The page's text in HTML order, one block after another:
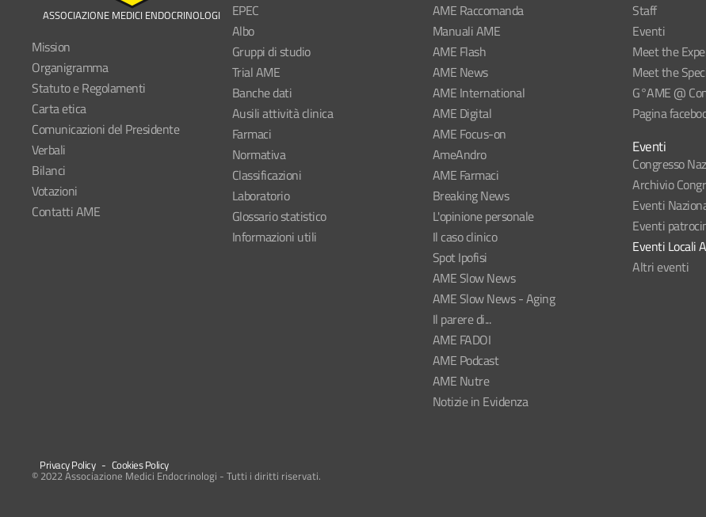
ASSOCIAZIONE MEDICI ENDOCRINOLOGI
Mission
Organigramma
Statuto e Regolamenti
Carta etica
Comunicazioni del Presidente
Verbali
Bilanci
Votazioni
Contatti AME
EPEC
Albo
Gruppi di studio
Trial AME
Banche dati
Ausili attività clinica
Farmaci
Normativa
Classificazioni
Laboratorio
Glossario statistico
Informazioni utili
Staff
Eventi
Meet the
Meet the
G°AME @
Pagina
Eventi
Congresso
Archivio
Eventi
Eventi
Eventi Locali
Altri eventi
AME Raccomanda
Manuali AME
AME Flash
AME News
AME International
AME Digital
AME Focus-on
AmeAndro
AME Farmaci
Breaking News
L'opinione personale
Il caso clinico
Spot Ipofisi
AME Slow News
AME Slow News - Aging
Il parere di...
AME FADOI
AME Podcast
AME Nutre
Notizie in Evidenza
Privacy Policy- Cookies Policy
© 2022 Associazione Medici Endocrinologi - Tutti i diritti riservati.